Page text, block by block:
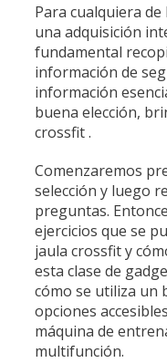
Para cualquiera
una adquisición
fundamental
información de
información
buena elección,
crossfit .
Comenzaremos
selección y luego
preguntas.
ejercicios que se
jaula crossfit y
esta clase de
cómo se utiliza un
opciones
máquina de
multifunción.